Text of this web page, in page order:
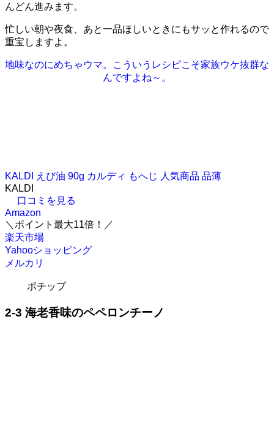
んどん進みます。
忙しい朝や夜食、あと一品ほしいときにもサッと作れるので
重宝しますよ。
地味なのにめちゃウマ。こういうレシピこそ家族ウケ抜群な
んですよね～。
KALDI えび油 90g カルディ もへじ 人気商品 品薄
KALDI
口コミを見る
Amazon
＼ポイント最大11倍！／
楽天市場
Yahooショッピング
メルカリ
ポチップ
2-3 海老香味のペペロンチーノ